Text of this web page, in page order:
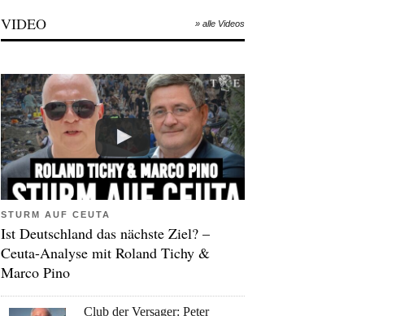
VIDEO » alle Videos
STURM AUF CEUTA
Ist Deutschland das nächste Ziel? –
Ceuta-Analyse mit Roland Tichy &
Marco Pino
Club der Versager: Peter